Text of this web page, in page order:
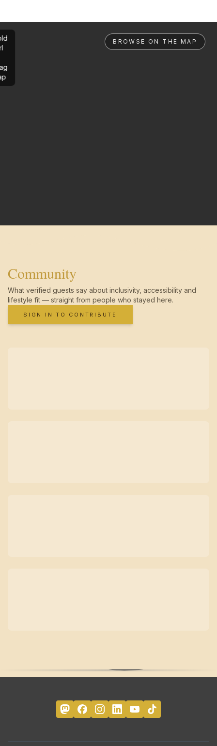
BROWSE ON THE MAP
Community
What verified guests say about inclusivity, accessibility and
lifestyle fit — straight from people who stayed here.
SIGN IN TO CONTRIBUTE